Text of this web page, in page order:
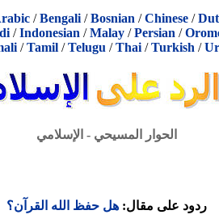
/Bengali /Bosnian /Chinese /
/Indonesian /Malay /Persian /
/Tamil/Telugu /Thai/Turkish /
الحوار المسيحي - الإسلامي
ردود على مقال: هل حفظ الله القرآن؟